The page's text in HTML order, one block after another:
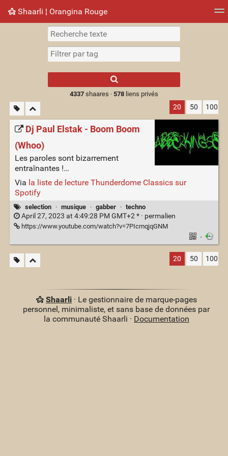
Shaarli ¦ Orangina Rouge
Nuage de tags Mur d'images
results.
4337shaares · 578liens privés
20 50 100
Dj Paul Elstak - Boom Boom
(Whoo)
Les paroles sont bizarrement
entraînantes !…
Via la liste de lecture Thunderdome Classics sur
Spotify
selection · musique · gabber · techno
April 27, 2023 at 4:49:28 PM GMT+2 * · permalien
https://www.youtube.com/watch?v=7PIcmqjqGNM
·
20 50 100
Shaarli· Le gestionnaire de marque-pages
personnel, minimaliste, et sans base de données par
la communauté Shaarli · Documentation